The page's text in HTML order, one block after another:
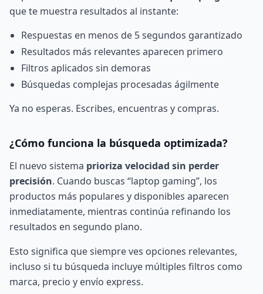
que te muestra resultados al instante:
Respuestas en menos de 5 segundos garantizado
Resultados más relevantes aparecen primero
Filtros aplicados sin demoras
Búsquedas complejas procesadas ágilmente
Ya no esperas. Escribes, encuentras y compras.
¿Cómo funciona la búsqueda optimizada?
El nuevo sistema prioriza velocidad sin perder
precisión. Cuando buscas “laptop gaming”, los
productos más populares y disponibles aparecen
inmediatamente, mientras continúa refinando los
resultados en segundo plano.
Esto significa que siempre ves opciones relevantes,
incluso si tu búsqueda incluye múltiples filtros como
marca, precio y envío express.